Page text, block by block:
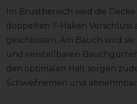
Im Brustbereich wird die
doppelten T-Haken Verschluss
geschlossen. Am Bauch wird
und verstellbaren
den optimalen Halt sorgen
Schweifriemen und